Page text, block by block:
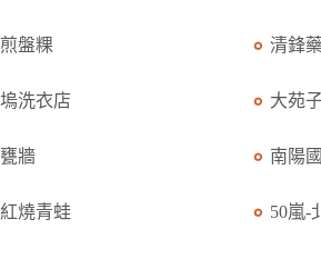
盤粿 清鋒
洗衣店 大苑
牆 南陽
燒青蛙 50嵐-